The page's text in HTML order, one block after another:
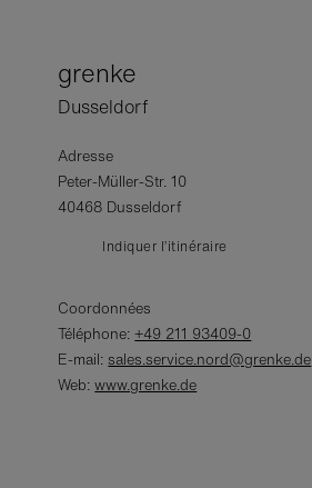
grenke
Dusseldorf
Adresse
Peter-Müller-Str. 10
40468 Dusseldorf
Indiquer l’itinéraire
Coordonnées
Téléphone:+49 211 93409-0
E-mail: sales.service.nord@grenke.de
Web:www.grenke.de